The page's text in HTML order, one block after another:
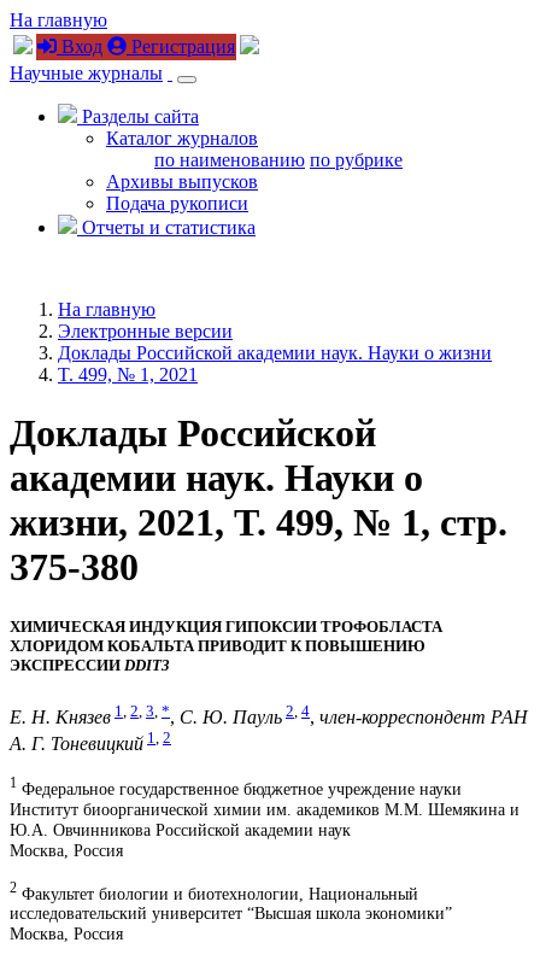
На главную
Вход
Регистрация
Научные журналы
Разделы сайта
Каталог журналов
по наименованию по рубрике
Архивы выпусков
Подача рукописи
Отчеты и статистика
На главную
Электронные версии
Доклады Российской академии наук. Науки о жизни
T. 499, № 1, 2021
Доклады Российской
академии наук. Науки о
жизни, 2021, T. 499, № 1, стр.
375-380
ХИМИЧЕСКАЯ ИНДУКЦИЯ ГИПОКСИИ ТРОФОБЛАСТА
ХЛОРИДОМ КОБАЛЬТА ПРИВОДИТ К ПОВЫШЕНИЮ
ЭКСПРЕССИИ DDIT3
Е. Н. Князев 1 2 3 *, С. Ю. Пауль 2 4, член-корреспондент РАН
А. Г. Тоневицкий 1, 2
1 Федеральное государственное бюджетное учреждение науки
Институт биоорганической химии им. академиков М.М. Шемякина и
Ю.А. Овчинникова Российской академии наук
Москва, Россия
2 Факультет биологии и биотехнологии, Национальный
исследовательский университет “Высшая школа экономики”
Москва, Россия